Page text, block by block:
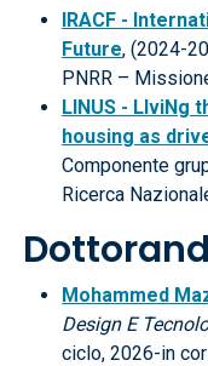
IRACF -
Future, (2024-
PNRR –
LINUS - LIviNg
housing as
Componente
Ricerca
Mohammed
Design E
ciclo, 2026-in